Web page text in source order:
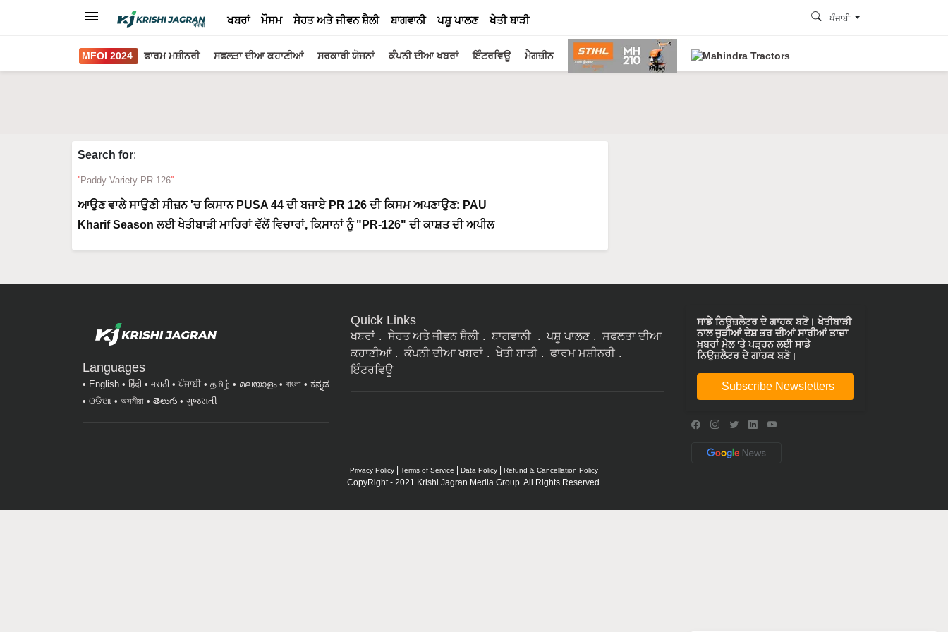
ਖਬਰਾਂ ਮੌਸਮ ਸੇਹਤ ਅਤੇ ਜੀਵਨ ਸ਼ੈਲੀ ਬਾਗਵਾਨੀ ਪਸ਼ੂ ਪਾਲਣ ਖੇਤੀ ਬਾੜੀ ਪੰਜਾਬੀ
MFOI 2024 ਫਾਰਮ ਮਸ਼ੀਨਰੀ ਸਫਲਤਾ ਦੀਆ ਕਹਾਣੀਆਂ ਸਰਕਾਰੀ ਯੋਜਨਾਂ ਕੰਪਨੀ ਦੀਆ ਖਬਰਾਂ ਇੰਟਰਵਿਊ ਮੈਗਜ਼ੀਨ
Search for:
Paddy Variety PR 126
ਆਉਣ ਵਾਲੇ ਸਾਉਣੀ ਸੀਜ਼ਨ 'ਚ ਕਿਸਾਨ PUSA 44 ਦੀ ਬਜਾਏ PR 126 ਦੀ ਕਿਸਮ ਅਪਣਾਉਣ: PAU
Kharif Season ਲਈ ਖੇਤੀਬਾੜੀ ਮਾਹਿਰਾਂ ਵੱਲੋਂ ਵਿਚਾਰਾਂ, ਕਿਸਾਨਾਂ ਨੂੰ "PR-126" ਦੀ ਕਾਸ਼ਤ ਦੀ ਅਪੀਲ
Languages
English हिंदी मराठी ਪੰਜਾਬੀ தமிழ் മലയാളം বাংলা
ಕನ್ನಡ
ଓଡିଆ
অসমীয়া తెలుగు ગુજરાતી
Quick Links
ਖਬਰਾਂ ਸੇਹਤ ਅਤੇ ਜੀਵਨ ਸ਼ੈਲੀ ਬਾਗਵਾਨੀ ਪਸ਼ੂ ਪਾਲਣ
ਸਫਲਤਾ ਦੀਆ
ਕਹਾਣੀਆਂ
ਕੰਪਨੀ ਦੀਆ ਖਬਰਾਂ ਖੇਤੀ ਬਾੜੀ
ਫਾਰਮ ਮਸ਼ੀਨਰੀ
ਇੰਟਰਵਿਊ
ਸਾਡੇ ਨਿਉਜ਼ਲੈਟਰ ਦੇ ਗਾਹਕ ਬਣੋ। ਖੇਤੀਬਾੜੀ
ਨਾਲ ਜੁੜੀਆਂ ਦੇਸ਼ ਭਰ ਦੀਆਂ ਸਾਰੀਆਂ ਤਾਜ਼ਾ
ਖ਼ਬਰਾਂ ਮੇਲ 'ਤੇ ਪੜ੍ਹਨ ਲਈ ਸਾਡੇ
ਨਿਉਜ਼ਲੈਟਰ ਦੇ ਗਾਹਕ ਬਣੋ।
Subscribe Newsletters
Privacy Policy Terms of Service Data Policy Refund & Cancellation Policy
CopyRight - 2021 Krishi Jagran Media Group. All Rights Reserved.